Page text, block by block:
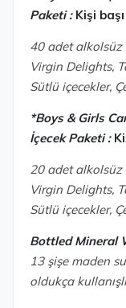
Paketi : Kişi
40 adet alkolsüz
Virgin Delights,
Sütlü içecekler,
*Boys & Girls
İçecek Paketi :
20 adet alkolsüz
Virgin Delights,
Sütlü içecekler,
Bottled Mineral
13 şişe maden
oldukça